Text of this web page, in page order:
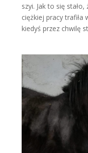
szyi. Jak to się
ciężkiej pracy trafiła
kiedyś przez chwilę